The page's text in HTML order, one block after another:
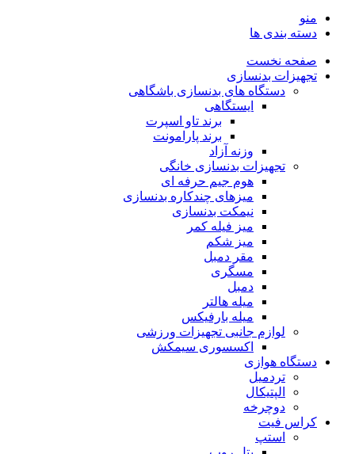
منو
دسته بندی ها
صفحه نخست
تجهیزات بدنسازی
دستگاه های بدنسازی باشگاهی
ایستگاهی
برند تاو اسپرت
برند پارامونت
وزنه آزاد
تجهیزات بدنسازی خانگی
هوم جیم حرفه ای
میزهای چندکاره بدنسازی
نیمکت بدنسازی
میز فیله کمر
میز شکم
مقر دمبل
مسگری
دمبل
میله هالتر
میله بارفیکس
لوازم جانبی تجهیزات ورزشی
اکسسوری سیمکش
دستگاه هوازی
تردمیل
الپتیکال
دوچرخه
کراس فیت
استپ